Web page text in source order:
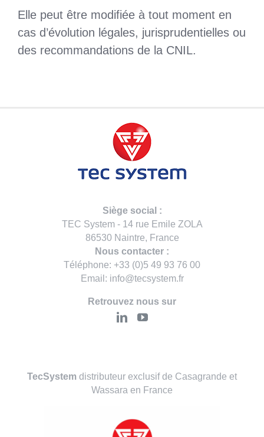
Elle peut être modifiée à tout moment en
cas d’évolution légales, jurisprudentielles ou
des recommandations de la CNIL.
Siège social :
TEC System - 14 rue Emile ZOLA
86530 Naintre, France
Nous contacter :
Téléphone: +33 (0)5 49 93 76 00
Email: info@tecsystem.fr
Retrouvez nous sur
TecSystem distributeur exclusif de Casagrande et
Wassara en France